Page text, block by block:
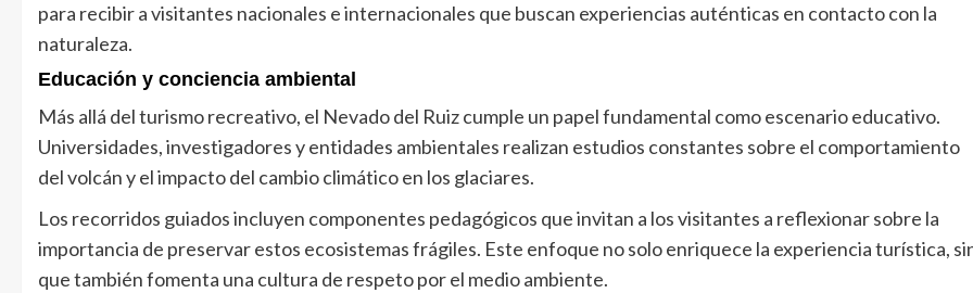
para recibir a visitantes nacionales e internacionales que buscan experiencias auténticas en contacto con la
naturaleza.
Educación y conciencia ambiental
Más allá del turismo recreativo, el Nevado del Ruiz cumple un papel fundamental como escenario educativo.
Universidades, investigadores y entidades ambientales realizan estudios constantes sobre el comportamiento
del volcán y el impacto del cambio climático en los glaciares.
Los recorridos guiados incluyen componentes pedagógicos que invitan a los visitantes a reflexionar sobre la
importancia de preservar estos ecosistemas frágiles. Este enfoque no solo enriquece la experiencia turística,
que también fomenta una cultura de respeto por el medio ambiente.